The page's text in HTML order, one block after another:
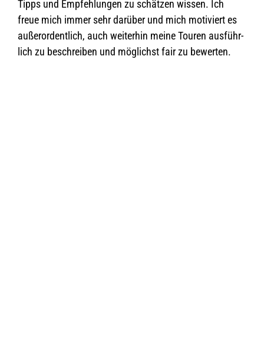
Tipps und Emp­feh­lun­gen zu schät­zen wis­sen. Ich
freue mich immer sehr dar­über und mich moti­viert es
außer­or­dent­lich, auch wei­ter­hin meine Tou­ren aus­führ­
lich zu beschrei­ben und mög­lichst fair zu bewerten.